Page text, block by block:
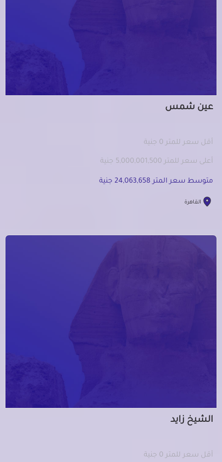
عين شمس
أقل سعر للمتر 0 جنية
أعلى سعر للمتر 5,000,001,500 جنية
متوسط سعر المتر 24,063,658 جنية
القاهرة
الشيخ زايد
أقل سعر للمتر 0 جنية